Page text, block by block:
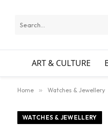
ART & CULTURE
Home » Watches & Jewellery
WATCHES & JEWELLERY